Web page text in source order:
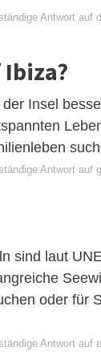
Antwort auf
Insel
Antwort auf
sind laut
oder für
Antwort auf